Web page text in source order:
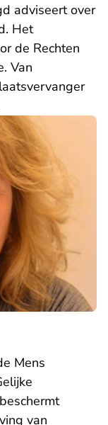
adviseert over
Het
de Rechten
Van
Mens
van